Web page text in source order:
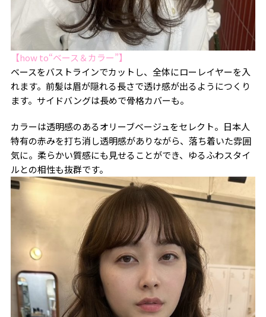
【how to“ベース＆カラー”】
ベースをバストラインでカットし、全体にローレイヤーを入
れます。前髪は眉が隠れる長さで透け感が出るようにつくり
ます。サイドバングは長めで骨格カバーも。
カラーは透明感のあるオリーブベージュをセレクト。日本人
特有の赤みを打ち消し透明感がありながら、落ち着いた雰囲
気に。柔らかい質感にも見せることができ、ゆるふわスタイ
ルとの相性も抜群です。